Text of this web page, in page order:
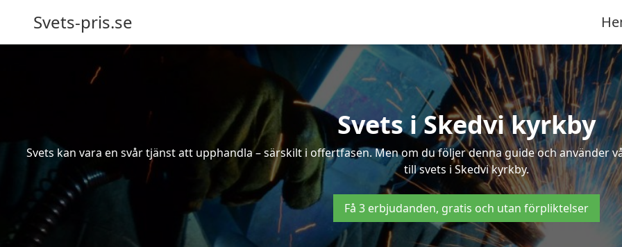
Svets-pris.se
Svets i Skedvi kyrkby
Svets kan vara en svår tjänst att upphandla – särskilt i offertfasen. Men om du följer denna guide och använder
till svets i Skedvi kyrkby.
Få 3 erbjudanden, gratis och utan förpliktelser